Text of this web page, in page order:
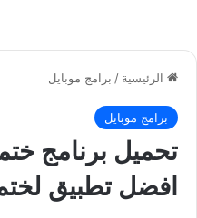
الرئيسية / برامج موبايل
برامج موبايل
افضل تطبيق